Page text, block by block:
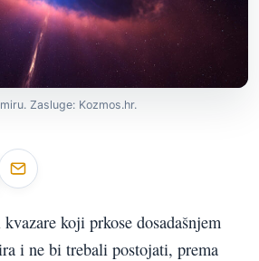
Zasluge: Kozmos.hr.
koji prkose dosadašnjem
i ne bi trebali postojati, prema